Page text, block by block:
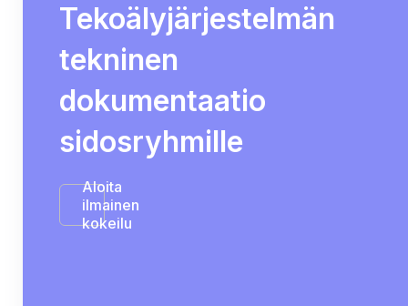
Tekoälyjärjestelmän
tekninen
dokumentaatio
sidosryhmille
Aloita
ilmainen
kokeilu